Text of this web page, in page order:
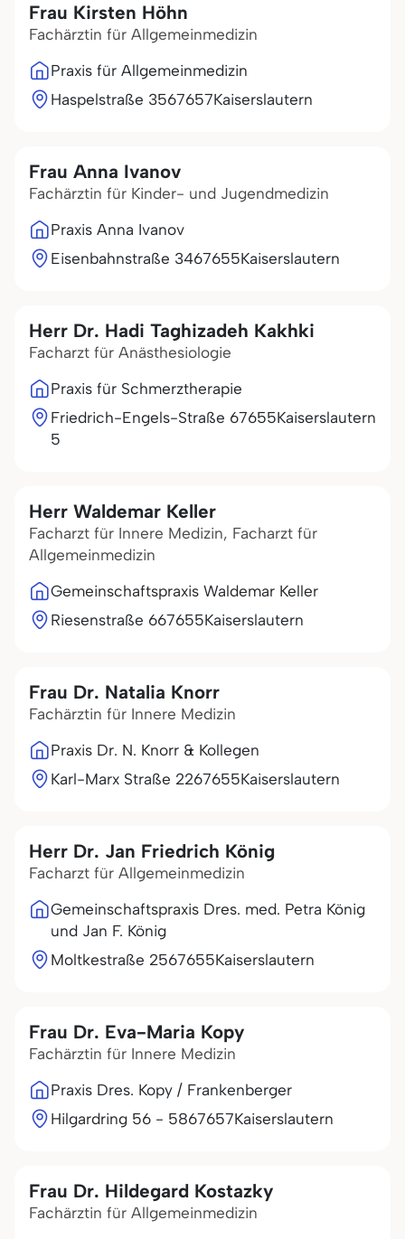
Frau Kirsten Höhn
Fachärztin für Allgemeinmedizin
Praxis für Allgemeinmedizin
Haspelstraße 3567657Kaiserslautern
Frau Anna Ivanov
Fachärztin für Kinder- und Jugendmedizin
Praxis Anna Ivanov
Eisenbahnstraße 3467655Kaiserslautern
Herr Dr. Hadi Taghizadeh Kakhki
Facharzt für Anästhesiologie
Praxis für Schmerztherapie
Friedrich-Engels-Straße
5
67655Kaiserslautern
Herr Waldemar Keller
Facharzt für Innere Medizin, Facharzt für
Allgemeinmedizin
Gemeinschaftspraxis Waldemar Keller
Riesenstraße 667655Kaiserslautern
Frau Dr. Natalia Knorr
Fachärztin für Innere Medizin
Praxis Dr. N. Knorr & Kollegen
Karl-Marx Straße 2267655Kaiserslautern
Herr Dr. Jan Friedrich König
Facharzt für Allgemeinmedizin
Gemeinschaftspraxis Dres. med. Petra König
und Jan F. König
Moltkestraße 2567655Kaiserslautern
Frau Dr. Eva-Maria Kopy
Fachärztin für Innere Medizin
Praxis Dres. Kopy / Frankenberger
Hilgardring 56 - 5867657Kaiserslautern
Frau Dr. Hildegard Kostazky
Fachärztin für Allgemeinmedizin